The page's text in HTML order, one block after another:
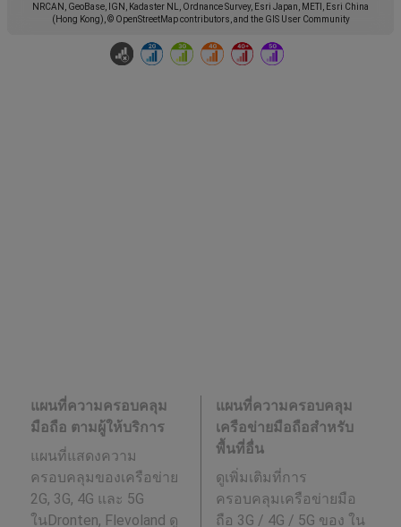
NRCAN, GeoBase, IGN, Kadaster NL, Ordnance Survey, Esri Japan, METI, Esri China
(Hong Kong), © OpenStreetMap contributors, and the GIS User Community
แผนที่ความครอบคลุม
มือถือ ตามผู้ให้บริการ
แผนที่แสดงความ
ครอบคลุมของเครือข่าย
2G, 3G, 4G และ 5G
ในDronten, Flevoland ดู
แผนที่ความครอบคลุม
เครือข่ายมือถือสำหรับ
พื้นที่อื่น
ดูเพิ่มเติมที่การ
ครอบคลุมเครือข่ายมือ
ถือ 3G / 4G / 5G ของ ใน